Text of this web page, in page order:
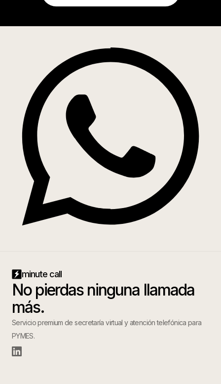
minute call
No pierdas ninguna llamada
más.
Servicio premium de secretaría virtual y atención telefónica para
PYMES.